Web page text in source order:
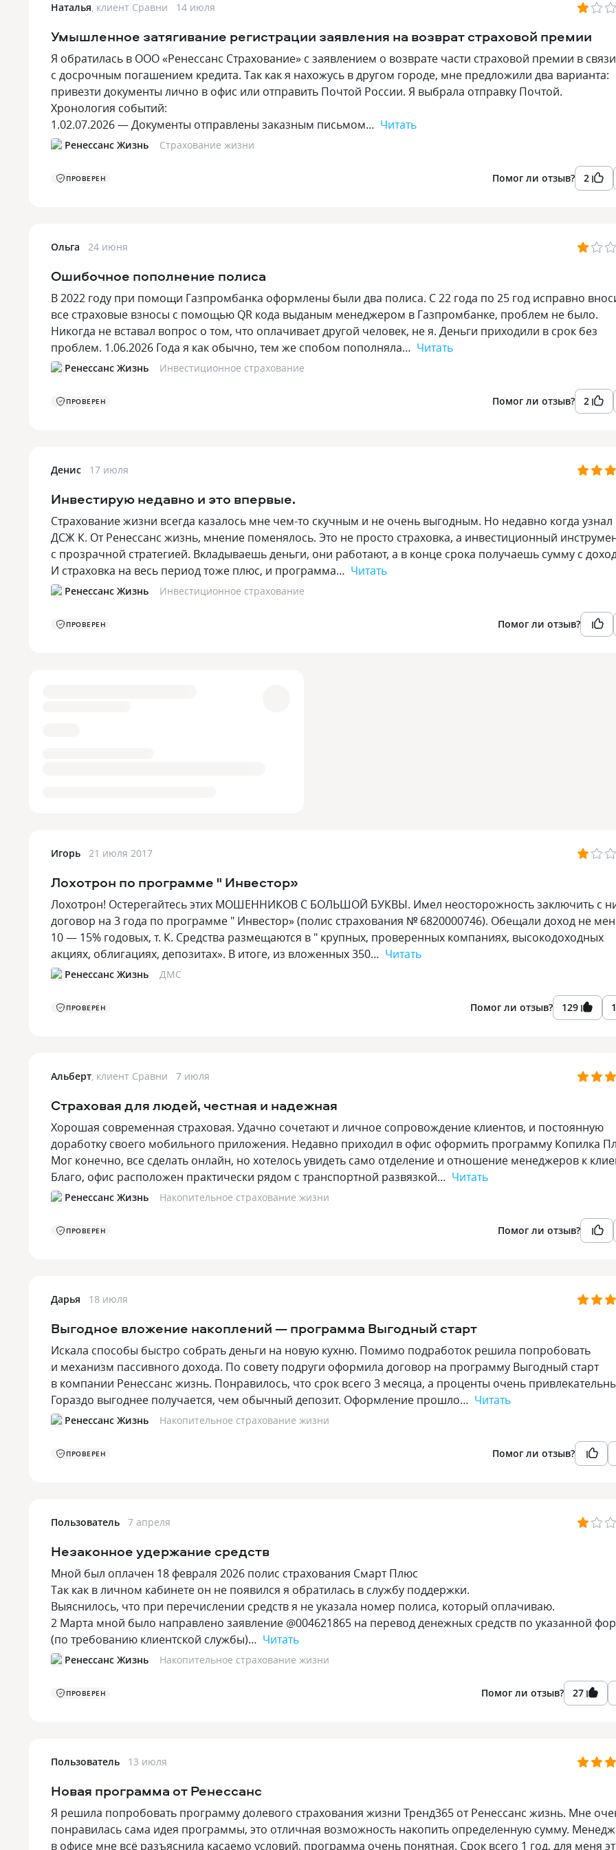
Страхование путешественников
Пенсионное страхование 4.3 Мобильное приложение 3.6
Страхование от укуса клеща 4.8
Наталья, клиент Сравни 14 июля
Умышленное затягивание регистрации заявления на возврат страховой премии
Я обратилась в ООО «Ренессанс Страхование» с заявлением о возврате части страховой премии в связи
с досрочным погашением кредита. Так как я нахожусь в другом городе, мне предложили два варианта:
привезти документы лично в офис или отправить Почтой России. Я выбрала отправку Почтой.
Хронология событий:
1.02.07.2026 — Документы отправлены заказным письмом… Читать
Ренессанс Жизнь Страхование жизни
ПРОВЕРЕН Помог ли отзыв? 2
Ольга 24 июня
Ошибочное пополнение полиса
В 2022 году при помощи Газпромбанка оформлены были два полиса. С 22 года по 25 год исправно
все страховые взносы с помощью QR кода выданым менеджером в Газпромбанке, проблем не было.
Никогда не вставал вопрос о том, что оплачивает другой человек, не я. Деньги приходили в срок без
проблем. 1.06.2026 Года я как обычно, тем же спобом пополняла… Читать
Ренессанс Жизнь Инвестиционное страхование
ПРОВЕРЕН Помог ли отзыв? 2
Денис 17 июля
Инвестирую недавно и это впервые.
Страхование жизни всегда казалось мне чем-то скучным и не очень выгодным. Но недавно когда
ДСЖ К. От Ренессанс жизнь, мнение поменялось. Это не просто страховка, а инвестиционный
с прозрачной стратегией. Вкладываешь деньги, они работают, а в конце срока получаешь сумму с
И страховка на весь период тоже плюс, и программа… Читать
Ренессанс Жизнь Инвестиционное страхование
ПРОВЕРЕН Помог ли отзыв?
Игорь 21 июля 2017
Лохотрон по программе " Инвестор»
Лохотрон! Остерегайтесь этих МОШЕННИКОВ С БОЛЬШОЙ БУКВЫ. Имел неосторожность заключить с
договор на 3 года по программе " Инвестор» (полис страхования № 6820000746). Обещали доход не
10 — 15% годовых, т. К. Средства размещаются в " крупных, проверенных компаниях, высокодоходных
акциях, облигациях, депозитах». В итоге, из вложенных 350… Читать
Ренессанс Жизнь ДМС
ПРОВЕРЕН Помог ли отзыв? 129
Альберт, клиент Сравни 7 июля
Страховая для людей, честная и надежная
Хорошая современная страховая. Удачно сочетают и личное сопровождение клиентов, и постоянную
доработку своего мобильного приложения. Недавно приходил в офис оформить программу Копилка
Мог конечно, все сделать онлайн, но хотелось увидеть само отделение и отношение менеджеров к
Благо, офис расположен практически рядом с транспортной развязкой… Читать
Ренессанс Жизнь Накопительное страхование жизни
ПРОВЕРЕН Помог ли отзыв?
Дарья 18 июля
Выгодное вложение накоплений — программа Выгодный старт
Искала способы быстро собрать деньги на новую кухню. Помимо подработок решила попробовать
и механизм пассивного дохода. По совету подруги оформила договор на программу Выгодный старт
в компании Ренессанс жизнь. Понравилось, что срок всего 3 месяца, а проценты очень
Гораздо выгоднее получается, чем обычный депозит. Оформление прошло… Читать
Ренессанс Жизнь Накопительное страхование жизни
ПРОВЕРЕН Помог ли отзыв?
Пользователь 7 апреля
Незаконное удержание средств
Мной был оплачен 18 февраля 2026 полис страхования Смарт Плюс
Так как в личном кабинете он не появился я обратилась в службу поддержки.
Выяснилось, что при перечислении средств я не указала номер полиса, который оплачиваю.
2 Марта мной было направлено заявление @004621865 на перевод денежных средств по указанной
(по требованию клиентской службы)… Читать
Ренессанс Жизнь Накопительное страхование жизни
ПРОВЕРЕН Помог ли отзыв? 27
Пользователь 13 июля
Новая программа от Ренессанс
Я решила попробовать программу долевого страхования жизни Тренд365 от Ренессанс жизнь. Мне
понравилась сама идея программы, это отличная возможность накопить определенную сумму.
в офисе мне всё разъяснила касаемо условий, программа очень понятная. Срок всего 1 год, для меня